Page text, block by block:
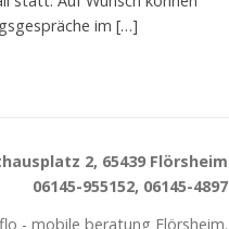
im […]
2, 65439 Flörsheim
06145-955152, 06145-4897
- mobile beratung Flörsheim.